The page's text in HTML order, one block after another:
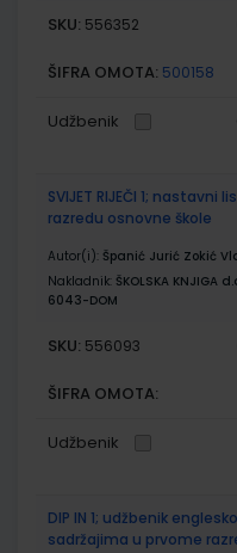
SKU: 556352
ŠIFRA OMOTA: 500158
Udžbenik
SVIJET RIJEČI 1;
razredu osnovne škole
Autor(i): Španić Jurić Zokić
Nakladnik: ŠKOLSKA KNJIGA
6043-DOM
SKU: 556093
ŠIFRA OMOTA:
Udžbenik
DIP IN 1; udžbenik
sadržajima u prvome